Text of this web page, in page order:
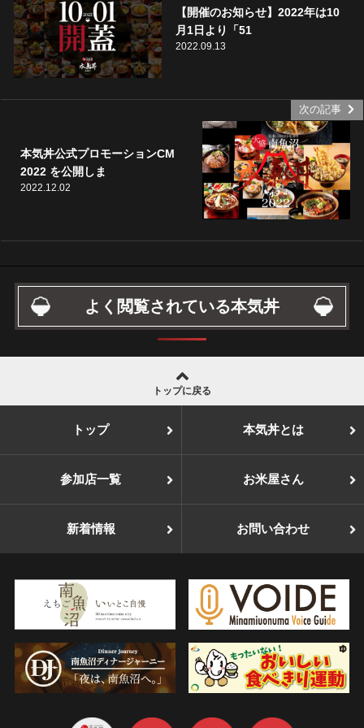
【開催のお知らせ】2022年は10
月1日より「51
2022.09.13
次の記事
本気丼公式プロモーションCM
2022 を公開しま
2022.12.02
よく閲覧されている本気丼
トップに戻る
トップ 本気丼とは
参加店一覧 お米屋さん
新着情報 お問い合わせ